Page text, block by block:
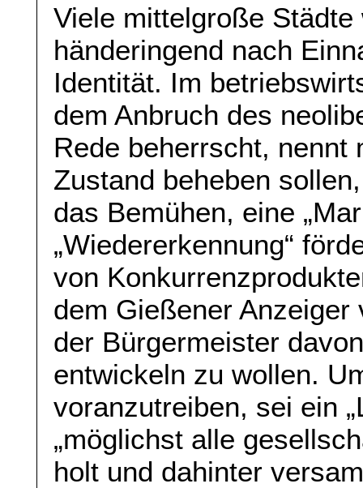
Viele mittelgroße
händeringend nach
Identität. Im
dem Anbruch des
Rede beherrscht, nennt
Zustand beheben
das Bemühen, eine
„Wiedererkennung“
von
dem Gießener
der Bürgermeister
entwickeln zu wollen.
voranzutreiben, sei ein
„möglichst alle
holt und dahinter